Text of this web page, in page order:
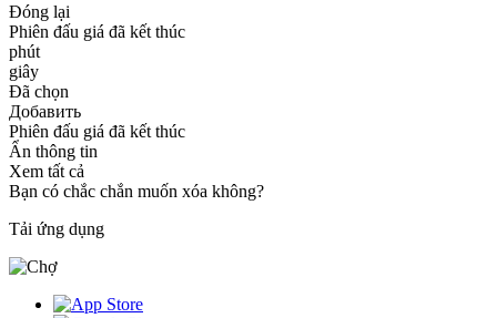
Đóng lại
Phiên đấu giá đã kết thúc
phút
giây
Đã chọn
Добавить
Phiên đấu giá đã kết thúc
Ẩn thông tin
Xem tất cả
Bạn có chắc chắn muốn xóa không?
Tải ứng dụng